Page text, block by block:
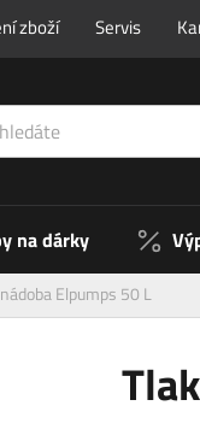
zboží Servis
na dárky
Elpumps 50 L